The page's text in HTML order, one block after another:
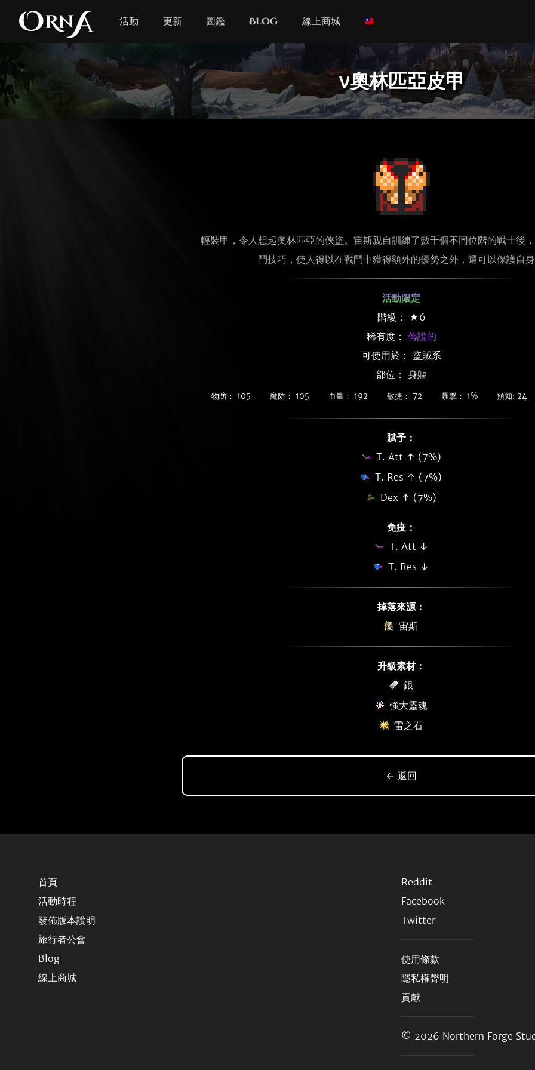
活動 更新 圖鑑 Blog 線上商城
ν奧林匹亞皮甲
輕裝甲，令人想起奧林匹亞的俠盜。宙斯親自訓練了數千個不同位階的戰士後
鬥技巧，使人得以在戰鬥中獲得額外的優勢之外，還可以保護自身
活動限定
階級： ★6
稀有度： 傳說的
可使用於： 盜賊系
部位： 身軀
物防： 105 魔防： 105 血量： 192 敏捷： 72 暴擊： 1% 預知: 24
賦予：
T. Att ↑ (7%)
T. Res ↑ (7%)
Dex ↑ (7%)
免疫：
T. Att ↓
T. Res ↓
掉落來源：
宙斯
升級素材：
銀
強大靈魂
雷之石
← 返回
首頁
活動時程
發佈版本說明
旅行者公會
Blog
線上商城
Reddit
Facebook
Twitter
使用條款
隱私權聲明
貢獻
© 2026 Northern Forge